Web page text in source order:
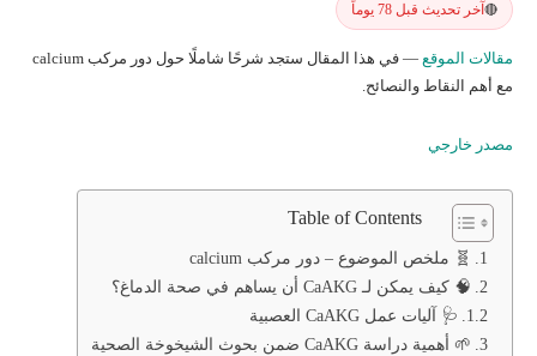
🔴 آخر تحديث قبل 78 يوماً
مقالات الموقع
— في هذا المقال ستجد شرحًا شاملًا حول دور مركب calcium
مع أهم النقاط والنصائح.
مصدر خارجي
Table of Contents
🧬 ملخص الموضوع – دور مركب calcium
🧠 كيف يمكن لـ CaAKG أن يساهم في صحة الدماغ؟
🩺 آليات عمل CaAKG العصبية
🌱 أهمية دراسة CaAKG ضمن بحوث الشيخوخة الصحية